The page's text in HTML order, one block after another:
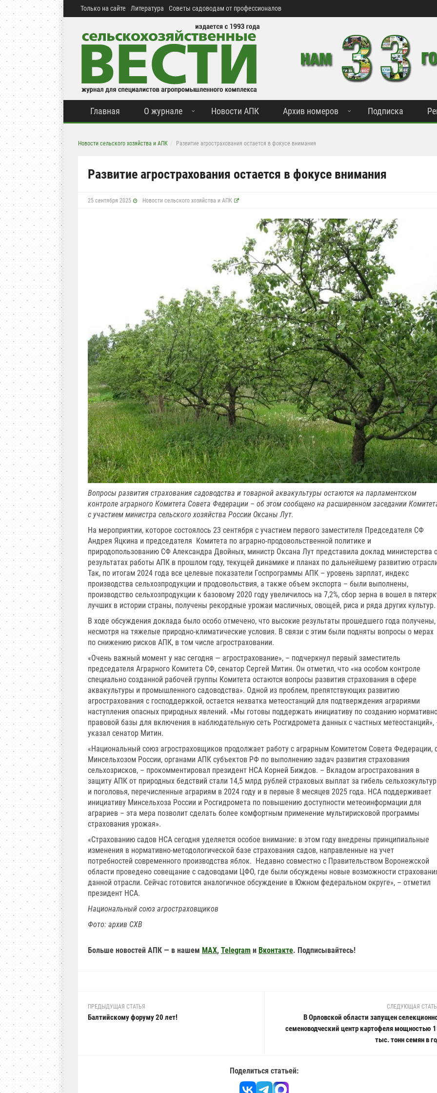
Только на сайте Литература Советы садоводам от профессионалов
Главная О журнале Новости АПК Архив номеров Подписка
Новости сельского хозяйства и АПК Развитие агрострахования остается в фокусе внимания
Развитие агрострахования остается в фокусе внимания
25 сентября 2025 Новости сельского хозяйства и АПК
Вопросы развития страхования садоводства и товарной аквакультуры остаются на парламентском
контроле аграрного Комитета Совета Федерации – об этом сообщено на расширенном заседании
с участием министра сельского хозяйства России Оксаны Лут.
На мероприятии, которое состоялось 23 сентября с участием первого заместителя Председателя СФ
Андрея Яцкина и председателя Комитета по аграрно-продовольственной политике и
природопользованию СФ Александра Двойных, министр Оксана Лут представила доклад министерства
результатах работы АПК в прошлом году, текущей динамике и планах по дальнейшему развитию
Так, по итогам 2024 года все целевые показатели Госпрограммы АПК – уровень зарплат, индекс
производства сельхозпродукции и продовольствия, а также объем экспорта – были выполнены,
производство сельхозпродукции к базовому 2020 году увеличилось на 7,2%, сбор зерна в вошел в
лучших в истории страны, получены рекордные урожаи масличных, овощей, риса и ряда других культур.
В ходе обсуждения доклада было особо отмечено, что высокие результаты прошедшего года получены,
несмотря на тяжелые природно-климатические условия. В связи с этим были подняты вопросы о мерах
по снижению рисков АПК, в том числе агростраховании.
«Очень важный момент у нас сегодня — агрострахование», – подчеркнул первый заместитель
председателя Аграрного Комитета СФ, сенатор Сергей Митин. Он отметил, что «на особом контроле
специально созданной рабочей группы Комитета остаются вопросы развития страхования в сфере
аквакультуры и промышленного садоводства». Одной из проблем, препятствующих развитию
агрострахования с господдержкой, остается нехватка метеостанций для подтверждения аграриями
наступления опасных природных явлений. «Мы готовы поддержать инициативу по созданию
правовой базы для включения в наблюдательную сеть Росгидромета данных с частных метеостанций»,
указал сенатор Митин.
«Национальный союз агростраховщиков продолжает работу с аграрным Комитетом Совета Федерации,
Минсельхозом России, органами АПК субъектов РФ по выполнению задач развития страхования
сельхозрисков, – прокомментировал президент НСА Корней Биждов. – Вкладом агрострахования в
защиту АПК от природных бедствий стали 14,5 млрд рублей страховых выплат за гибель сельхозкультур
и поголовья, перечисленные аграриям в 2024 году и в первые 8 месяцев 2025 года. НСА поддерживает
инициативу Минсельхоза России и Росгидромета по повышению доступности метеоинформации для
аграриев – эта мера позволит сделать более комфортным применение мультирисковой программы
страхования урожая».
«Страхованию садов НСА сегодня уделяется особое внимание: в этом году внедрены принципиальные
изменения в нормативно-методологической базе страхования садов, направленные на учет
потребностей современного производства яблок. Недавно совместно с Правительством Воронежской
области проведено совещание с садоводами ЦФО, где были обсуждены новые возможности
данной отрасли. Сейчас готовится аналогичное обсуждение в Южном федеральном округе», – отметил
президент НСА.
Национальный союз агростраховщиков
Фото: архив СХВ
Больше новостей АПК — в нашем MAX, Telegram и Вконтакте. Подписывайтесь!
ПРЕДЫДУЩАЯ СТАТЬЯ
Балтийскому форуму 20 лет!
СЛЕДУЮЩАЯ
В Орловской области запущен
семеноводческий центр картофеля мощностью
тыс. тонн семян в
Поделиться статьей: